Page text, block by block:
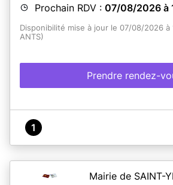
Prochain RDV : 07/08/2026 à
Disponibilité mise à jour le 07/08/2026 à
ANTS)
Prendre rendez-
1
Mairie de SAINT-